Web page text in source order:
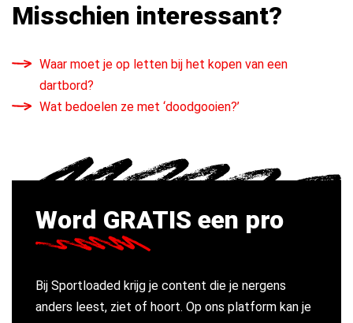
Misschien interessant?
Waar moet je op letten bij het kopen van een
dartbord?
Wat bedoelen ze met ‘doodgooien?’
Word GRATIS een pro
Bij Sportloaded krijg je content die je nergens
anders leest, ziet of hoort. Op ons platform kan je